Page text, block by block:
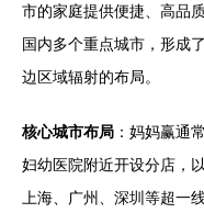
市的家庭提供便捷、高品
国内多个重点城市，形成
边区域辐射的布局。
核心城市布局 ：妈妈赢通
妇幼医院附近开设分店，
上海、广州、深圳等超一